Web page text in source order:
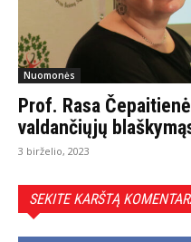
Nuomonės
Prof. Rasa
valdančiųjų
3 birželio, 2023
SEKITE KARŠTĄ